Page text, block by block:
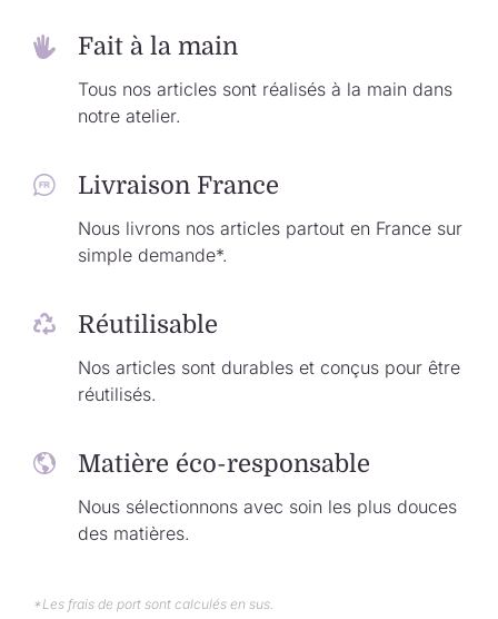
Fait à la main
Tous nos articles sont réalisés à la main dans
notre atelier.
Livraison France
Nous livrons nos articles partout en France sur
simple demande*.
Réutilisable
Nos articles sont durables et conçus pour être
réutilisés.
Matière éco-responsable
Nous sélectionnons avec soin les plus douces
des matières.
*Les frais de port sont calculés en sus.